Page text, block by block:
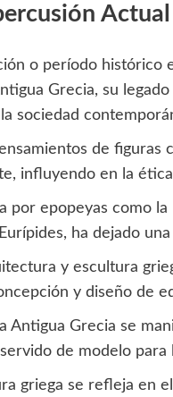
Actual
o período
Grecia, su
sociedad
de
influyendo en la
por epopeyas como
ha dejado
y escultura
y diseño de
Antigua Grecia se
de modelo
griega se refleja en